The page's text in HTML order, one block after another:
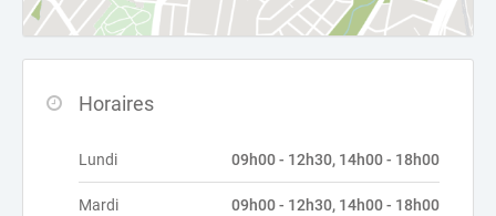
Horaires
Lundi 09h00 - 12h30, 14h00 - 18h00
Mardi 09h00 - 12h30, 14h00 - 18h00